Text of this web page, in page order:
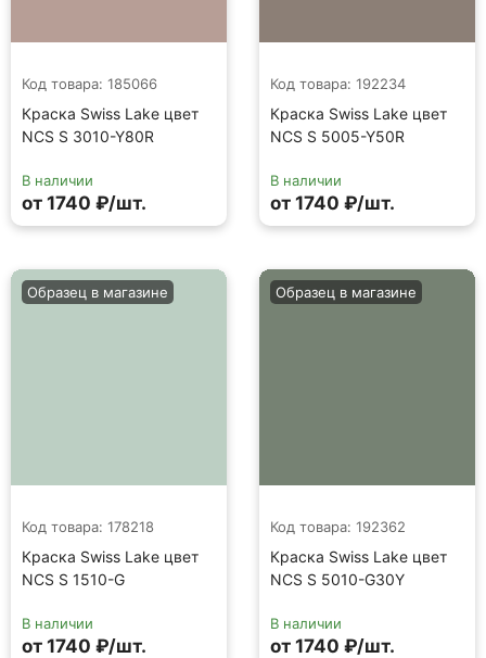
Код товара: 185066
Краска Swiss Lake цвет
NCS S 3010-Y80R
В наличии
от 1740 ₽/шт.
Код товара: 192234
Краска Swiss Lake цвет
NCS S 5005-Y50R
В наличии
от 1740 ₽/шт.
Код товара: 178218
Краска Swiss Lake цвет
NCS S 1510-G
Образец в магазине
В наличии
от 1740 ₽/шт.
Код товара: 192362
Краска Swiss Lake цвет
NCS S 5010-G30Y
Образец в магазине
В наличии
от 1740 ₽/шт.